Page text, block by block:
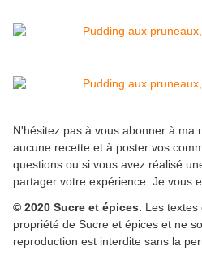
N'hésitez pas à vous abonner à ma
aucune recette et à poster vos
questions ou si vous avez réalisé
partager votre expérience. Je vous
© 2020 Sucre et épices. Les textes
propriété de Sucre et épices et ne
reproduction est interdite sans la